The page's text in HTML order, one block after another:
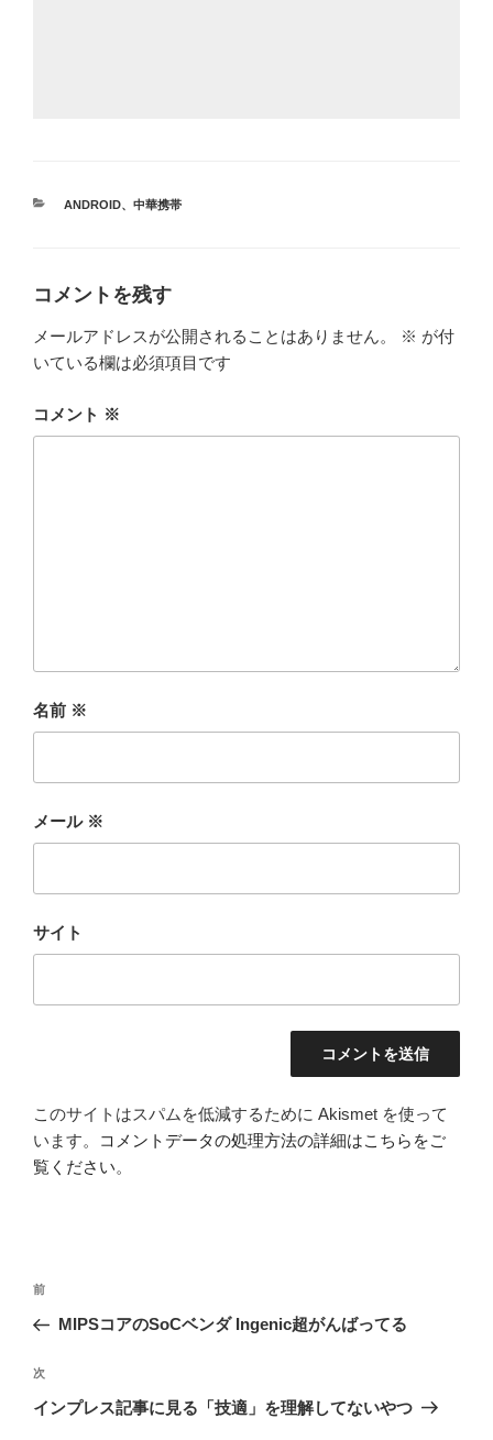
カ
ANDROID、 中華携帯
コメントを残す
メールアドレスが公開されることはありません。 ※ が付
いている欄は必須項目です
コメント ※
名前 ※
メール ※
サイト
このサイトはスパムを低減するために Akismet を使って
います。
コメントデータの処理方法の詳細はこちらをご
覧ください。
投
ナ
ビ
ゲ
前
の
稿
前
MIPSコアのSoCベンダ Ingenic超がんばってる
次
の
次
インプレス記事に見る「技適」を理解してないやつ